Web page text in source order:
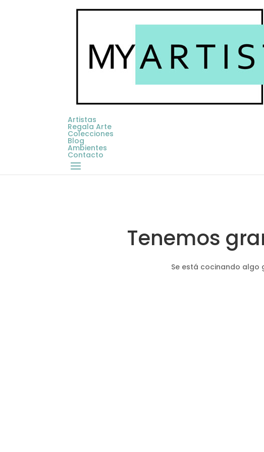
Artistas
Regala Arte
Colecciones
Blog
Ambientes
Contacto
Tenemos
Se está cocinando algo